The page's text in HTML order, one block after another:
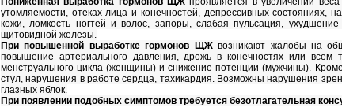
утомляемости, отеках лица и конечностей, депрессивных состояниях,
кожи, ломкость ногтей и волос, запоры, слабая пульсация,
щитовидной железы.
При повышенной выработке гормонов ЩЖвозникают жалобы на
повышение артериального давления, дрожь в конечностях или
менструального цикла (женщины) и снижение потенции (мужчины).
стул, нарушения в работе сердца, тахикардия. Возможны нарушения
глазных яблок.
При появлении подобных симптомов требуется безотлагательная